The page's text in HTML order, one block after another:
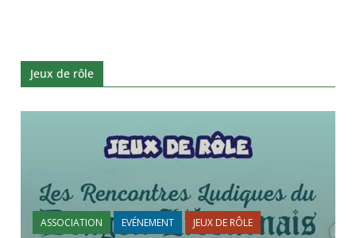
Jeux de rôle
ASSOCIATION EVÉNEMENT JEUX DE RÔLE